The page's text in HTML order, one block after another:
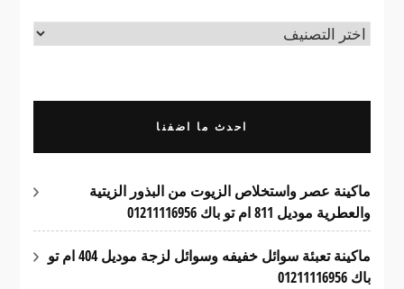
منتجاتنا
احدث ما اضفنا
ماكينة عصر واستخلاص الزيوت من البذور الزيتية
والعطرية موديل 811 ام تو باك 01211116956
ماكينة تعبئة سوائل خفيفه وسوائل لزجة موديل 404 ام تو
باك 01211116956